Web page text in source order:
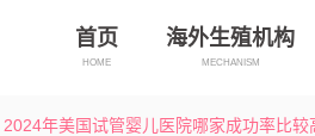
首页
HOME
海外生殖机构
MECHANISM
2024年美国试管婴儿医院哪家成功率比较